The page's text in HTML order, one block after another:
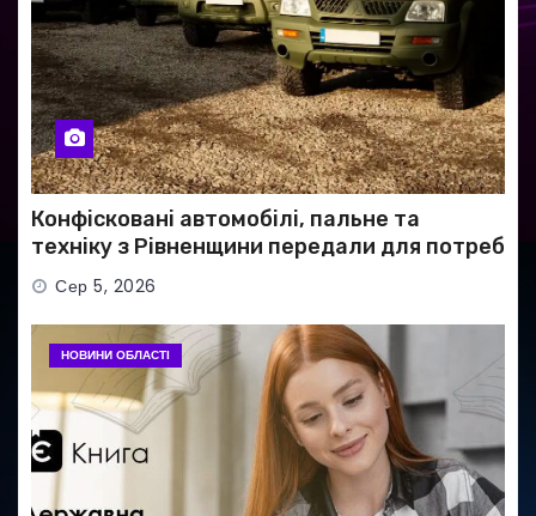
Конфісковані автомобілі, пальне та
техніку з Рівненщини передали для потреб
ЗСУСер 5, 2026
НОВИНИ ОБЛАСТІ